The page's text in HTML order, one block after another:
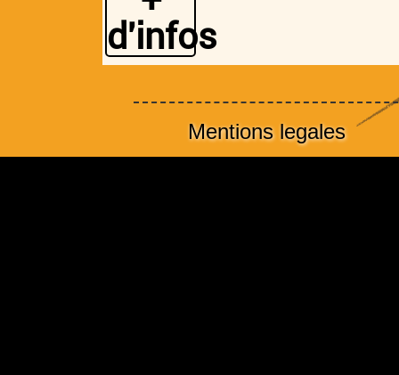
d'infos
Mentions legales